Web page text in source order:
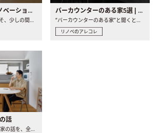
洗面所・洗面台リノベーションの事例と間取りアイデア
毎日使う場所だからこそ、少しの間取りの工夫や素材の選び方で..
バーカウンターのある家5選 | 日常に馴染む“距離の近い”キッチンとは
“バーカウンターのある家”と聞くと、少し特別な、大人のための..
リノベのアレコレ
話
nuアドバイザー早見の家の話を、全4話でお届け。リノベーションを..